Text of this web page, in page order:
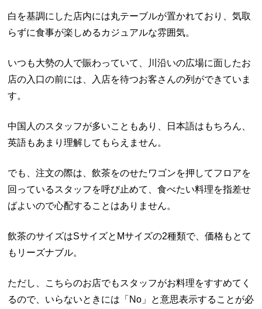
白を基調にした店内には丸テーブルが置かれており、気取
らずに食事が楽しめるカジュアルな雰囲気。
いつも大勢の人で賑わっていて、川沿いの広場に面したお
店の入口の前には、入店を待つお客さんの列ができていま
す。
中国人のスタッフが多いこともあり、日本語はもちろん、
英語もあまり理解してもらえません。
でも、注文の際は、飲茶をのせたワゴンを押してフロアを
回っているスタッフを呼び止めて、食べたい料理を指差せ
ばよいので心配することはありません。
飲茶のサイズはSサイズとMサイズの2種類で、価格もとて
もリーズナブル。
ただし、こちらのお店でもスタッフがお料理をすすめてく
るので、いらないときには「No」と意思表示することが必